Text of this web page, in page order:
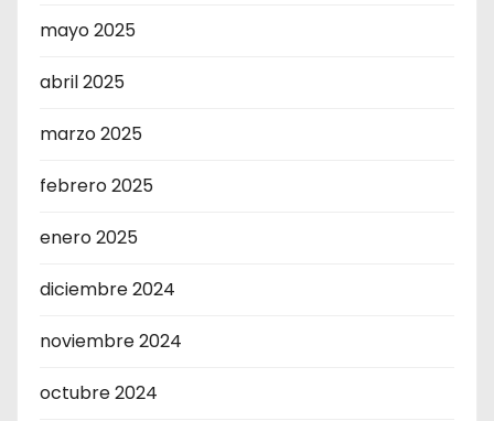
mayo 2025
abril 2025
marzo 2025
febrero 2025
enero 2025
diciembre 2024
noviembre 2024
octubre 2024